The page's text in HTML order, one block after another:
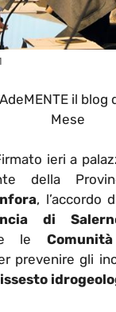
il blog
Mese
ieri a
della
, l’accordo
di
le
prevenire gli